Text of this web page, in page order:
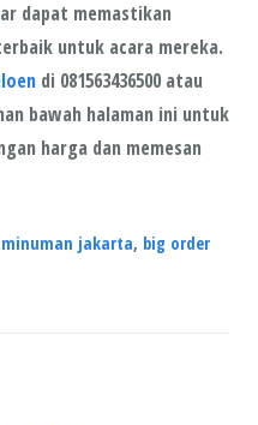
dapat memastikan
untuk acara mereka.
di 081563436500 atau
bawah halaman ini untuk
harga dan memesan
jakarta, big order